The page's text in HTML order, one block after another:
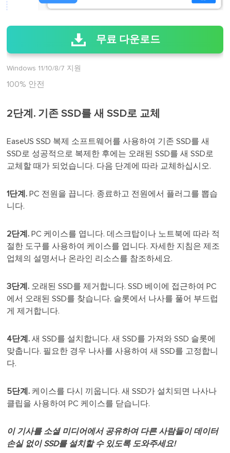
무료 다운로드
Windows 11/10/8/7 지원
100% 안전
2단계. 기존 SSD를 새 SSD로 교체
EaseUS SSD 복제 소프트웨어를 사용하여 기존 SSD를 새
SSD로 성공적으로 복제한 후에는 오래된 SSD를 새 SSD로
교체할 때가 되었습니다. 다음 단계에 따라 교체하십시오.
1단계. PC 전원을 끕니다. 종료하고 전원에서 플러그를 뽑습
니다.
2단계. PC 케이스를 엽니다. 데스크탑이나 노트북에 따라 적
절한 도구를 사용하여 케이스를 엽니다. 자세한 지침은 제조
업체의 설명서나 온라인 리소스를 참조하세요.
3단계. 오래된 SSD를 제거합니다. SSD 베이에 접근하여 PC
에서 오래된 SSD를 찾습니다. 슬롯에서 나사를 풀어 부드럽
게 제거합니다.
4단계. 새 SSD를 설치합니다. 새 SSD를 가져와 SSD 슬롯에
맞춥니다. 필요한 경우 나사를 사용하여 새 SSD를 고정합니
다.
5단계. 케이스를 다시 끼웁니다. 새 SSD가 설치되면 나사나
클립을 사용하여 PC 케이스를 닫습니다.
이 기사를 소셜 미디어에서 공유하여 다른 사람들이 데이터
손실 없이 SSD를 설치할 수 있도록 도와주세요!